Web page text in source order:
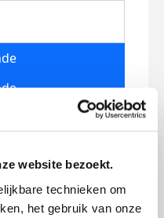
website bezoekt.
technieken om
het gebruik van onze